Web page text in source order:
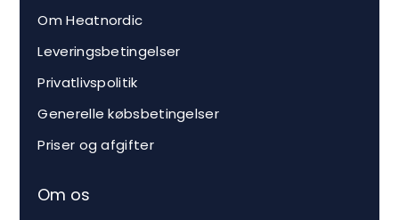
Om Heatnordic
Leveringsbetingelser
Privatlivspolitik
Generelle købsbetingelser
Priser og afgifter
Om os